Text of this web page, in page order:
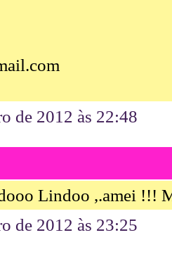
de 2012 às 22:48
Lindoo ,.amei !!!
de 2012 às 23:25